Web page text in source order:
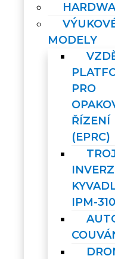
MODELY
PRO
ŘÍZENÍ
(EPRC)
IPM-310